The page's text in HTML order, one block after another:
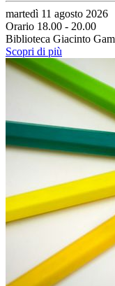
martedì 11 agosto 2026
Orario 18.00 - 20.00
Biblioteca Giacinto
Scopri di più